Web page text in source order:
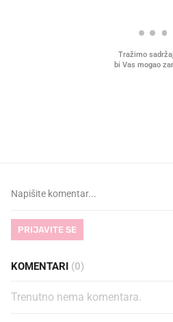
PRIJAVITE SE
KOMENTARI (0)
Trenutno nema komentara.